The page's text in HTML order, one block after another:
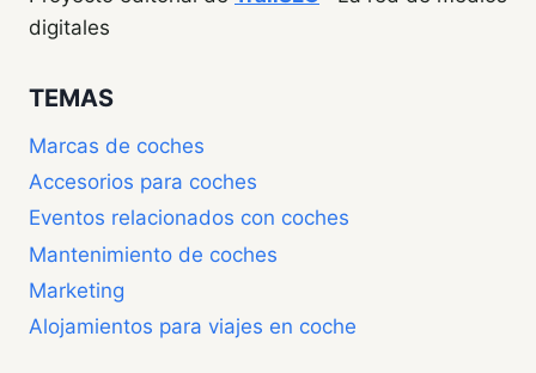
digitales
TEMAS
Marcas de coches
Accesorios para coches
Eventos relacionados con coches
Mantenimiento de coches
Marketing
Alojamientos para viajes en coche